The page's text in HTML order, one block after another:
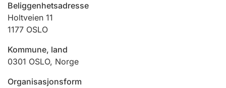
Jeger
Betaling og jegeravgiftskort
Ektepaktveileder
Beliggenhetsadresse
Holtveien 11
1177 OSLO
Kommune, land
0301 OSLO, Norge
Organisasjonsform